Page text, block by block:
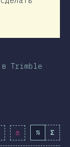
в Trimble
9423 % Σ